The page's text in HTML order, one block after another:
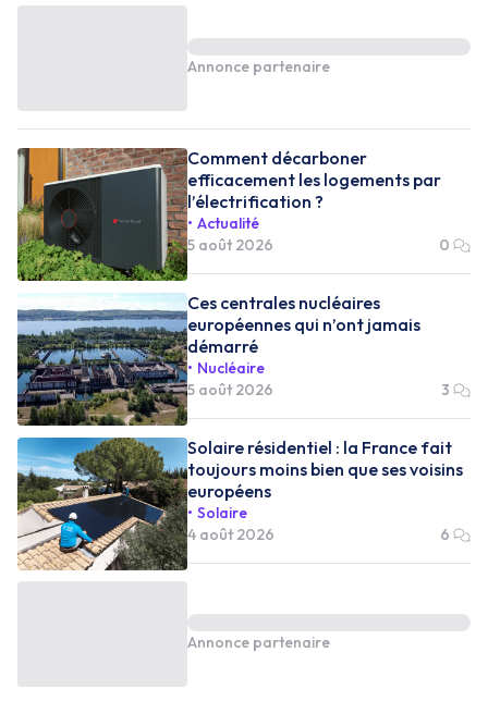
Annonce partenaire
Comment décarboner
efficacement les logements par
l’électrification ?
Actualité
5 août 2026
0
Ces centrales nucléaires
européennes qui n’ont jamais
démarré
Nucléaire
5 août 2026
3
Solaire résidentiel : la France fait
toujours moins bien que ses voisins
européens
Solaire
4 août 2026
6
Annonce partenaire